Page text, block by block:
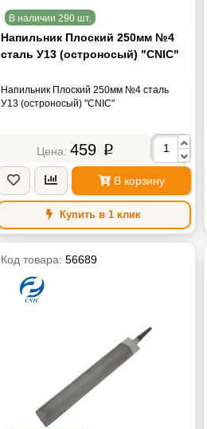
В наличии 290 шт.
Напильник Плоский 250мм №4
сталь У13 (остроносый) "CNIC"
Напильник Плоский 250мм №4 сталь
У13 (остроносый) "CNIC"
459 p
В корзину
Купить в 1 клик
Код товара: 56689